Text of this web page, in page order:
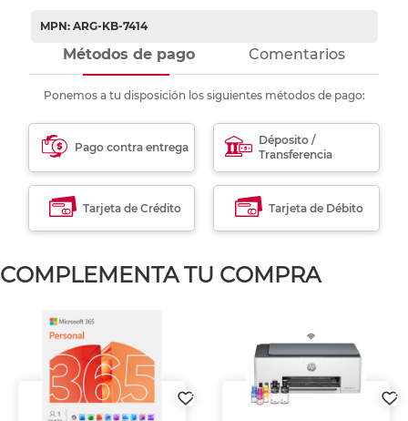
MPN: ARG-KB-7414
Métodos de pago Comentarios
Ponemos a tu disposición los siguientes métodos de pago:
Pago contra entrega
Déposito /
Transferencia
Tarjeta de Crédito Tarjeta de Débito
COMPLEMENTA TU COMPRA